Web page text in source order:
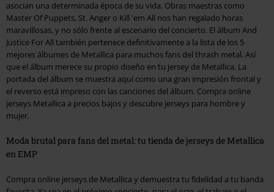
asocian una determinada época de su vida. Obras maestras como
Master Of Puppets, St. Anger o Kill 'em All nos han regalado horas
maravillosas, y no sólo frente al escenario del concierto. El álbum And
Justice For All también pertenece definitivamente a la lista de los 5
mejores álbumes de Metallica para muchos fans del thrash metal. Así
que el álbum merece su propio diseño en tu jersey de Metallica. La
portada del álbum se muestra aquí como una gran impresión frontal y
el reverso está impreso con las canciones del álbum. Compra online
jerseys Metallica a precios bajos y descubre jerseys para hombre y
mujer.
Moda brutal para fans del metal: tu tienda de jerseys de Metallica
en EMP
Compra online jerseys de Metallica y demuestra tu fidelidad a tu banda